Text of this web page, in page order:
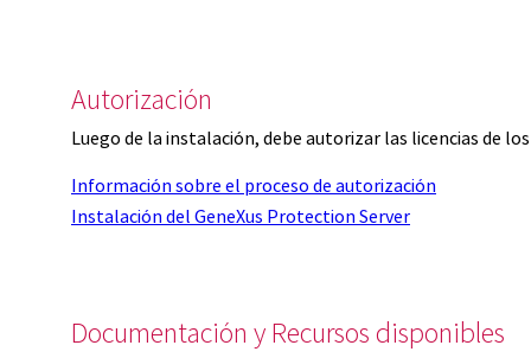
Autorización
Luego de la instalación, debe autorizar las licencias de
Información sobre el proceso de autorización
Instalación del GeneXus Protection Server
Documentación y Recursos disponibles